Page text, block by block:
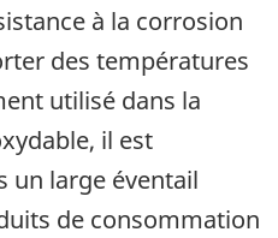
à la corrosion
des températures
utilisé dans la
il est
un large éventail
de consommation